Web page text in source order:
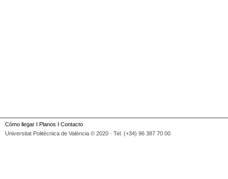
Cómo llegar I Planos I Contacto
Universitat Politècnica de València © 2020 · Tel. (+34) 96 387 70 00